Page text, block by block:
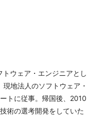
ウェア・エンジニアとし
地法人のソフトウェア・
トに従事。帰国後、2010
術の選考開発をしていた